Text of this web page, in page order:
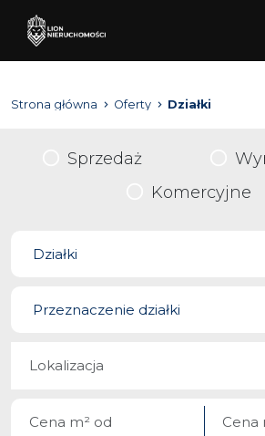
Strona główna Oferty Działki
Sprzedaż
Komercyjne